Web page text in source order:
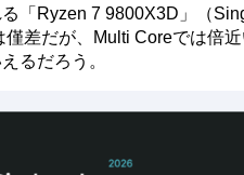
「Ryzen 7 9800X3D」（
差だが、Multi Coreでは倍近
るだろう。